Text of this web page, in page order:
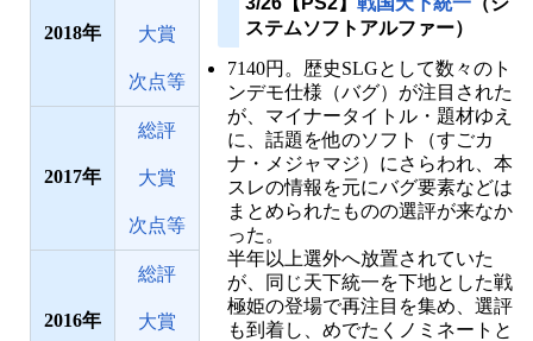
2018 大賞
次点等
2017
総評
大賞
次点等
2016
総評
大賞
ステムソフトアルファー）
7140円。歴史SLGとして数々のト
ンデモ仕様（バグ）が注目された
が、マイナータイトル・題材ゆえ
に、話題を他のソフト（すごカ
ナ・メジャマジ）にさらわれ、本
スレの情報を元にバグ要素などは
まとめられたものの選評が来なか
った。
半年以上選外へ放置されていた
が、同じ天下統一を下地とした戦
極姫の登場で再注目を集め、選評
も到着し、めでたくノミネートと